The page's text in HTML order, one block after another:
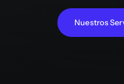
Nuestros